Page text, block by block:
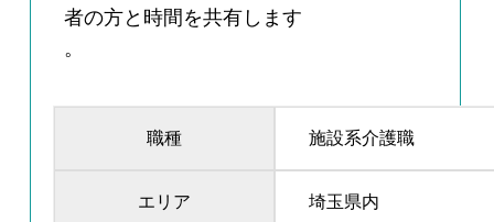
者の方と時間を共有します
。
職種 施設系介護職
エリア 埼玉県内